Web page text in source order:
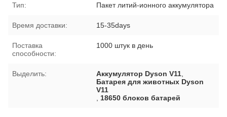
Тип: Пакет литий-ионного аккумулятора
Время доставки: 15-35days
Поставка
способности:
1000 штук в день
Выделить: Аккумулятор Dyson V11
Батарея для животных Dyson
V11
18650 блоков батарей